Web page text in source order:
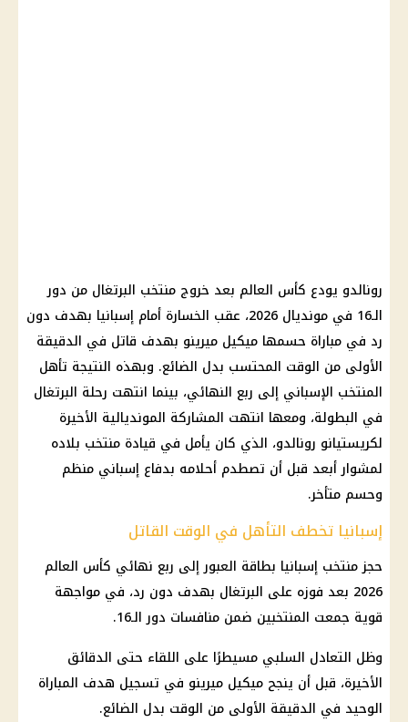
رونالدو يودع كأس العالم بعد خروج منتخب البرتغال من دور
الـ16 في مونديال 2026، عقب الخسارة أمام إسبانيا بهدف دون
رد في مباراة حسمها ميكيل ميرينو بهدف قاتل في الدقيقة
الأولى من الوقت المحتسب بدل الضائع. وبهذه النتيجة تأهل
المنتخب الإسباني إلى ربع النهائي، بينما انتهت رحلة البرتغال
في البطولة، ومعها انتهت المشاركة المونديالية الأخيرة
لكريستيانو رونالدو، الذي كان يأمل في قيادة منتخب بلاده
لمشوار أبعد قبل أن تصطدم أحلامه بدفاع إسباني منظم
وحسم متأخر.
إسبانيا تخطف التأهل في الوقت القاتل
حجز منتخب إسبانيا بطاقة العبور إلى ربع نهائي كأس العالم
2026 بعد فوزه على البرتغال بهدف دون رد، في مواجهة
قوية جمعت المنتخبين ضمن منافسات دور الـ16.
وظل التعادل السلبي مسيطرًا على اللقاء حتى الدقائق
الأخيرة، قبل أن ينجح ميكيل ميرينو في تسجيل هدف المباراة
الوحيد في الدقيقة الأولى من الوقت بدل الضائع.